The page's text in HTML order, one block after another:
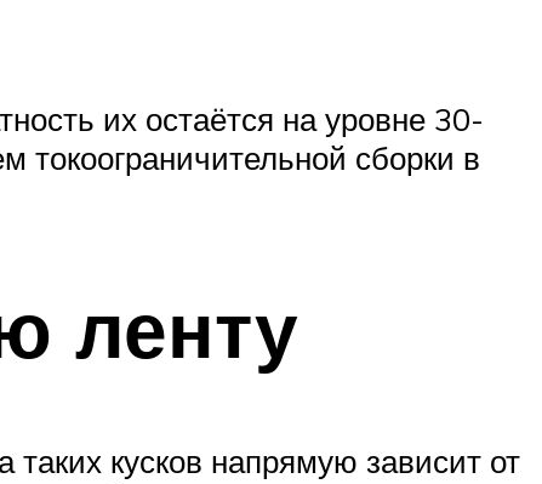
их остаётся на уровне 30-
токоограничительной сборки в
ленту
кусков напрямую зависит от